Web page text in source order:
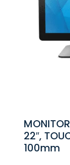
22″,
100mm